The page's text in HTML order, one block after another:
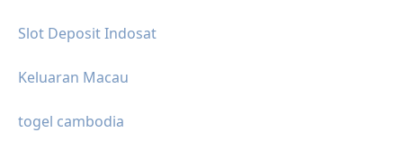
Slot Deposit Indosat
Keluaran Macau
togel cambodia